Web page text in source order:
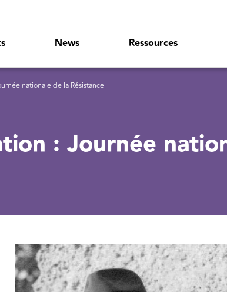
News Ressources
nationale de la Résistance
: Journée